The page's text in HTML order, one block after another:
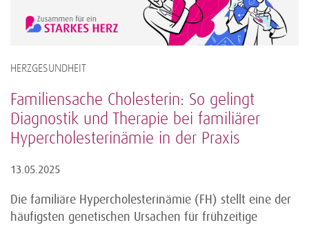
HERZGESUNDHEIT
Familiensache Cholesterin: So gelingt
Diagnostik und Therapie bei familiärer
Hypercholesterinämie in der Praxis
13.05.2025
Die familiäre Hypercholesterinämie (FH) stellt eine der
häufigsten genetischen Ursachen für frühzeitige